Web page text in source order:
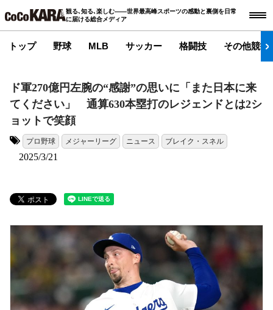
観る､知る､楽しむ――世界最高峰スポーツの感動と裏側を日常
に届ける総合メディア
トップ 野球 MLB サッカー 格闘技 その他競技
ド軍270億円左腕の“感謝”の思いに「また日本に来
てください」 通算630本塁打のレジェンドとは2シ
ョットで笑顔
プロ野球 メジャーリーグ ニュース ブレイク・スネル
2025/3/21